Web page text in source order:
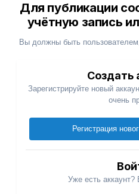
Для публикации
учётную запись
Вы должны быть
Создать
Зарегистрируйте новый
очень
Регистрация
Уже есть аккаунт?